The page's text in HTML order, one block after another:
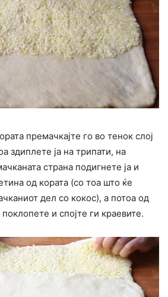
премачкајте го во тенок слој
здиплете ја на трипати, на
страна подигнете ја и
од кората (со тоа што ќе
дел со кокос), а потоа од
и спојте ги краевите.